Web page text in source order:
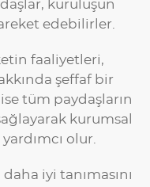
kuruluşun
edebilirler.
faaliyetleri,
şeffaf bir
tüm paydaşların
kurumsal
olur.
iyi tanımasını